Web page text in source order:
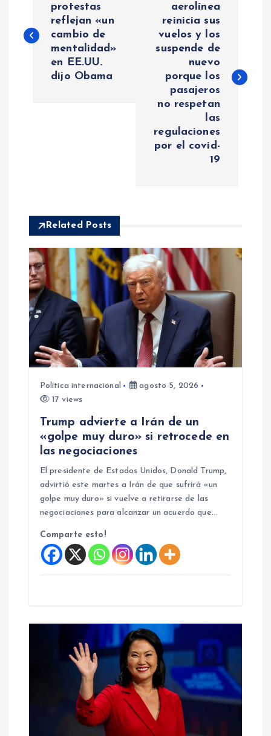
v
ó
n
d
e
e
n
protestas
reflejan «un
cambio de
mentalidad»
en EE.UU.
dijo Obama
aerolínea
reinicia sus
vuelos y los
suspende de
nuevo
porque los
pasajeros
no respetan
las
regulaciones
por el covid-
19
Related Posts
Política internacional
agosto 5, 2026
17 views
Trump advierte a Irán de un
«golpe muy duro» si retrocede en
las negociaciones
El presidente de Estados Unidos, Donald Trump,
advirtió este martes a Irán de que sufrirá «un
golpe muy duro» si vuelve a retirarse de las
negociaciones para alcanzar un acuerdo que…
Comparte esto!